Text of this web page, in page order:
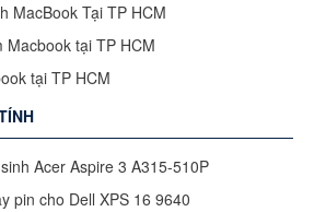
MacBook Tại TP HCM
tại TP HCM
tại TP HCM
Acer Aspire 3 A315-510P
pin cho Dell XPS 16 9640